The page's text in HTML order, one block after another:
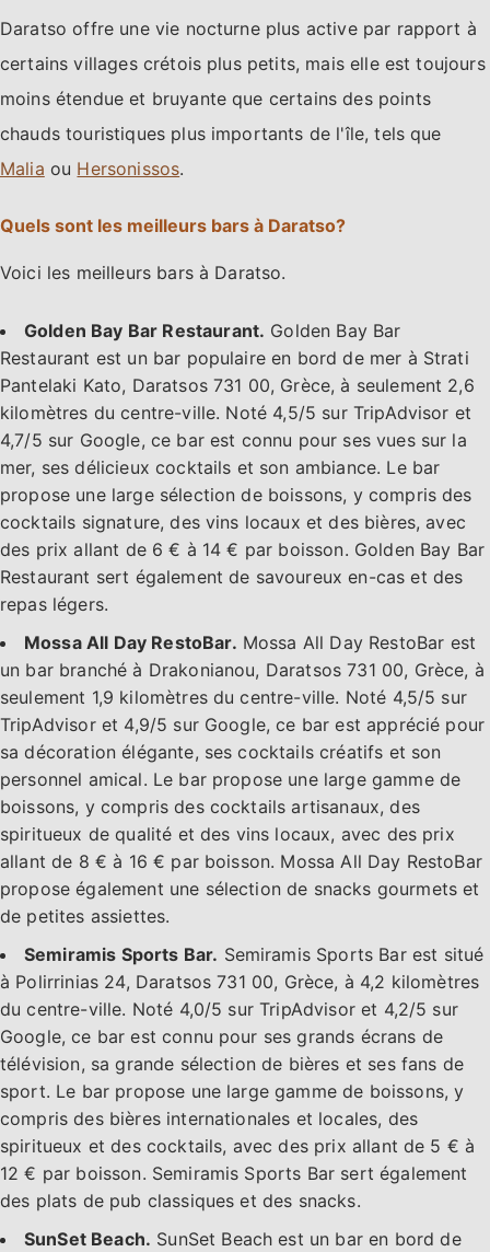
Daratso offre une vie nocturne plus active par rapport à
certains villages crétois plus petits, mais elle est toujours
moins étendue et bruyante que certains des points
chauds touristiques plus importants de l'île, tels que
Malia ou Hersonissos.
Quels sont les meilleurs bars à Daratso?
Voici les meilleurs bars à Daratso.
Golden Bay Bar Restaurant. Golden Bay Bar
Restaurant est un bar populaire en bord de mer à Strati
Pantelaki Kato, Daratsos 731 00, Grèce, à seulement 2,6
kilomètres du centre-ville. Noté 4,5/5 sur TripAdvisor et
4,7/5 sur Google, ce bar est connu pour ses vues sur la
mer, ses délicieux cocktails et son ambiance. Le bar
propose une large sélection de boissons, y compris des
cocktails signature, des vins locaux et des bières, avec
des prix allant de 6 € à 14 € par boisson. Golden Bay Bar
Restaurant sert également de savoureux en-cas et des
repas légers.
Mossa All Day RestoBar. Mossa All Day RestoBar est
un bar branché à Drakonianou, Daratsos 731 00, Grèce, à
seulement 1,9 kilomètres du centre-ville. Noté 4,5/5 sur
TripAdvisor et 4,9/5 sur Google, ce bar est apprécié pour
sa décoration élégante, ses cocktails créatifs et son
personnel amical. Le bar propose une large gamme de
boissons, y compris des cocktails artisanaux, des
spiritueux de qualité et des vins locaux, avec des prix
allant de 8 € à 16 € par boisson. Mossa All Day RestoBar
propose également une sélection de snacks gourmets et
de petites assiettes.
Semiramis Sports Bar. Semiramis Sports Bar est situé
à Polirrinias 24, Daratsos 731 00, Grèce, à 4,2 kilomètres
du centre-ville. Noté 4,0/5 sur TripAdvisor et 4,2/5 sur
Google, ce bar est connu pour ses grands écrans de
télévision, sa grande sélection de bières et ses fans de
sport. Le bar propose une large gamme de boissons, y
compris des bières internationales et locales, des
spiritueux et des cocktails, avec des prix allant de 5 € à
12 € par boisson. Semiramis Sports Bar sert également
des plats de pub classiques et des snacks.
SunSet Beach. SunSet Beach est un bar en bord de